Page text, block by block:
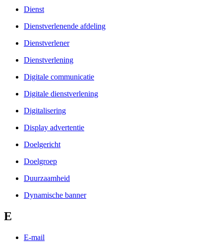
Dienst
Dienstverlenende afdeling
Dienstverlener
Dienstverlening
Digitale communicatie
Digitale dienstverlening
Digitalisering
Display advertentie
Doelgericht
Doelgroep
Duurzaamheid
Dynamische banner
E
E-mail